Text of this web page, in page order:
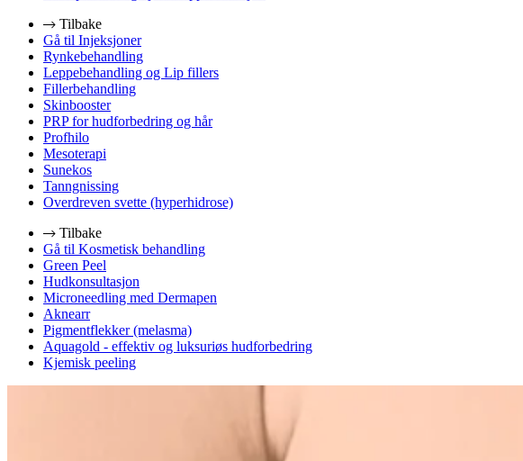
Tilbake
Gå til Injeksjoner
Rynkebehandling
Leppebehandling og Lip fillers
Fillerbehandling
Skinbooster
PRP for hudforbedring og hår
Profhilo
Mesoterapi
Sunekos
Tanngnissing
Overdreven svette (hyperhidrose)
Tilbake
Gå til Kosmetisk behandling
Green Peel
Hudkonsultasjon
Microneedling med Dermapen
Aknearr
Pigmentflekker (melasma)
Aquagold - effektiv og luksuriøs hudforbedring
Kjemisk peeling